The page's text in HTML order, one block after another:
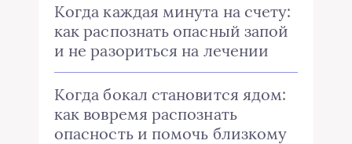
Когда каждая минута на счету:
как распознать опасный запой
и не разориться на лечении
Когда бокал становится ядом:
как вовремя распознать
опасность и помочь близкому